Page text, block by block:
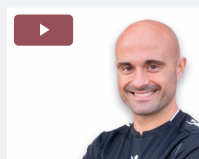
Reproducir